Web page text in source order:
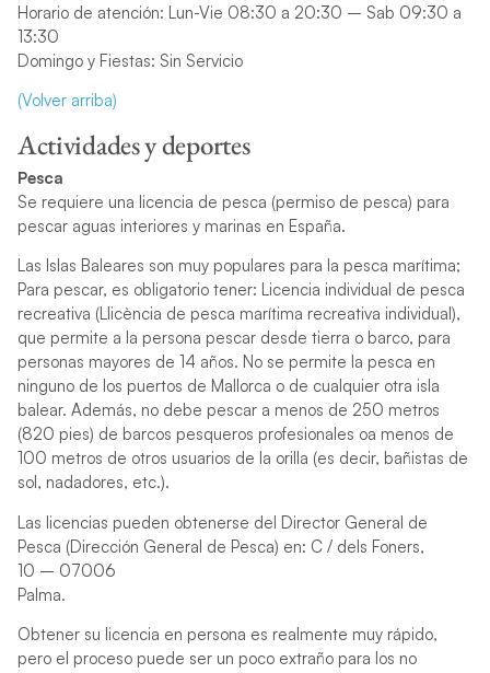
Horario de atención: Lun-Vie 08:30 a 20:30 – Sab 09:30 a
13:30
Domingo y Fiestas: Sin Servicio
(Volver arriba)
Actividades y deportes
Pesca
Se requiere una licencia de pesca (permiso de pesca) para
pescar aguas interiores y marinas en España.
Las Islas Baleares son muy populares para la pesca marítima;
Para pescar, es obligatorio tener: Licencia individual de pesca
recreativa (Llicència de pesca marítima recreativa individual),
que permite a la persona pescar desde tierra o barco, para
personas mayores de 14 años. No se permite la pesca en
ninguno de los puertos de Mallorca o de cualquier otra isla
balear. Además, no debe pescar a menos de 250 metros
(820 pies) de barcos pesqueros profesionales oa menos de
100 metros de otros usuarios de la orilla (es decir, bañistas de
sol, nadadores, etc.).
Las licencias pueden obtenerse del Director General de
Pesca (Dirección General de Pesca) en: C / dels Foners,
10 – 07006
Palma.
Obtener su licencia en persona es realmente muy rápido,
pero el proceso puede ser un poco extraño para los no